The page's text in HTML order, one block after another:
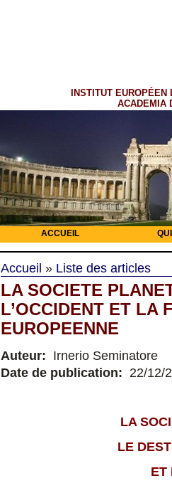
INSTITUT EUROPÉEN
ACADEMIA
ACCUEIL
Accueil » Liste des articles
LA SOCIETE
L’OCCIDENT ET LA
EUROPEENNE
Auteur: Irnerio Seminatore
Date de publication: 22/12/
LA
LE
ET